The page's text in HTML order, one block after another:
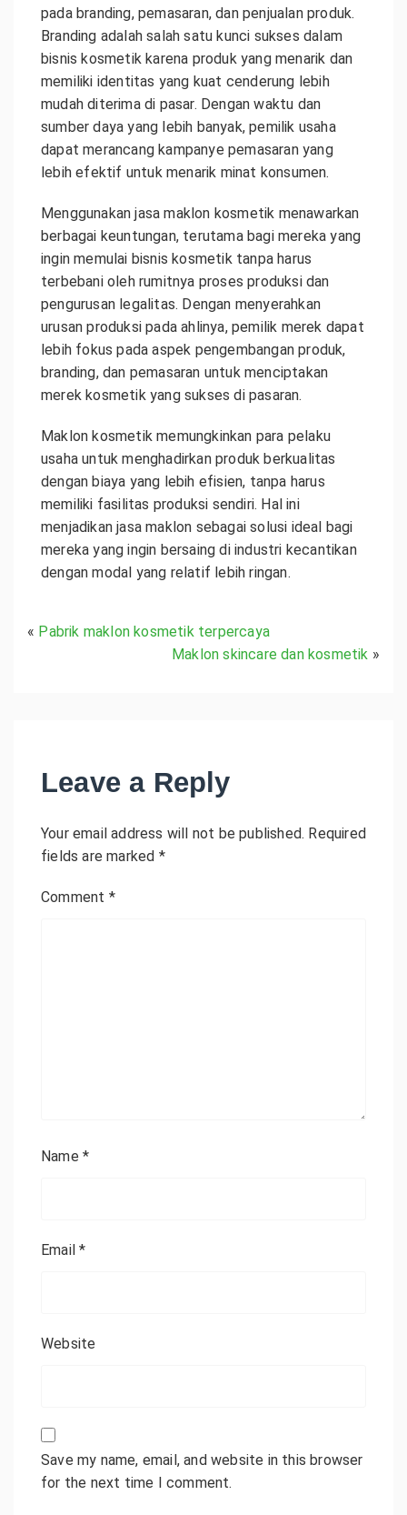
pada branding, pemasaran, dan penjualan produk.
Branding adalah salah satu kunci sukses dalam
bisnis kosmetik karena produk yang menarik dan
memiliki identitas yang kuat cenderung lebih
mudah diterima di pasar. Dengan waktu dan
sumber daya yang lebih banyak, pemilik usaha
dapat merancang kampanye pemasaran yang
lebih efektif untuk menarik minat konsumen.
Menggunakan jasa maklon kosmetik menawarkan
berbagai keuntungan, terutama bagi mereka yang
ingin memulai bisnis kosmetik tanpa harus
terbebani oleh rumitnya proses produksi dan
pengurusan legalitas. Dengan menyerahkan
urusan produksi pada ahlinya, pemilik merek dapat
lebih fokus pada aspek pengembangan produk,
branding, dan pemasaran untuk menciptakan
merek kosmetik yang sukses di pasaran.
Maklon kosmetik memungkinkan para pelaku
usaha untuk menghadirkan produk berkualitas
dengan biaya yang lebih efisien, tanpa harus
memiliki fasilitas produksi sendiri. Hal ini
menjadikan jasa maklon sebagai solusi ideal bagi
mereka yang ingin bersaing di industri kecantikan
dengan modal yang relatif lebih ringan.
« Pabrik maklon kosmetik terpercaya
Maklon skincare dan kosmetik »
Leave a Reply
Your email address will not be published. Required
fields are marked *
Comment *
Name *
Email*
Website
Save my name, email, and website in this browser
for the next time I comment.